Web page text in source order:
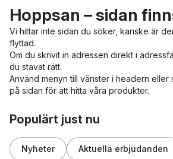
Hoppsan – sidan
Vi hittar inte sidan du söker, kanske är
flyttad.
Om du skrivit in adressen direkt i
du stavat rätt.
Använd menyn till vänster i headern
på sidan för att hitta våra produkter.
Populärt just nu
Nyheter Aktuella erbjudanden